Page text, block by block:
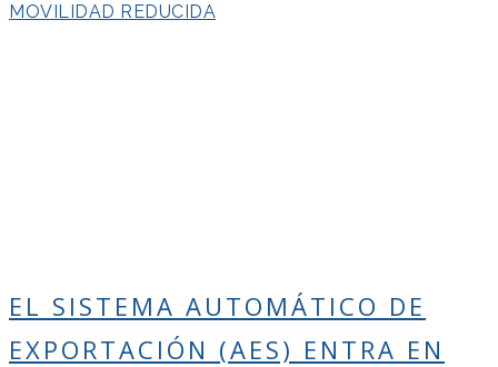
MOVILIDAD REDUCIDA
EL SISTEMA AUTOMÁTICO DE
EXPORTACIÓN (AES) ENTRA EN